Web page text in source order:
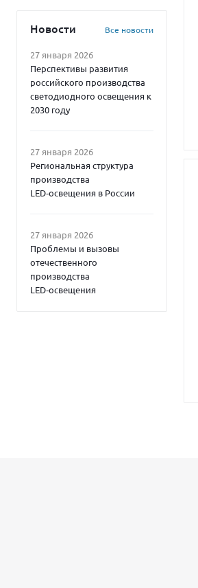
Новости Все новости
27 января 2026
Перспективы развития
российского производства
светодиодного освещения к
2030 году
27 января 2026
Региональная структура
производства
LED‑освещения в России
27 января 2026
Проблемы и вызовы
отечественного
производства
LED‑освещения